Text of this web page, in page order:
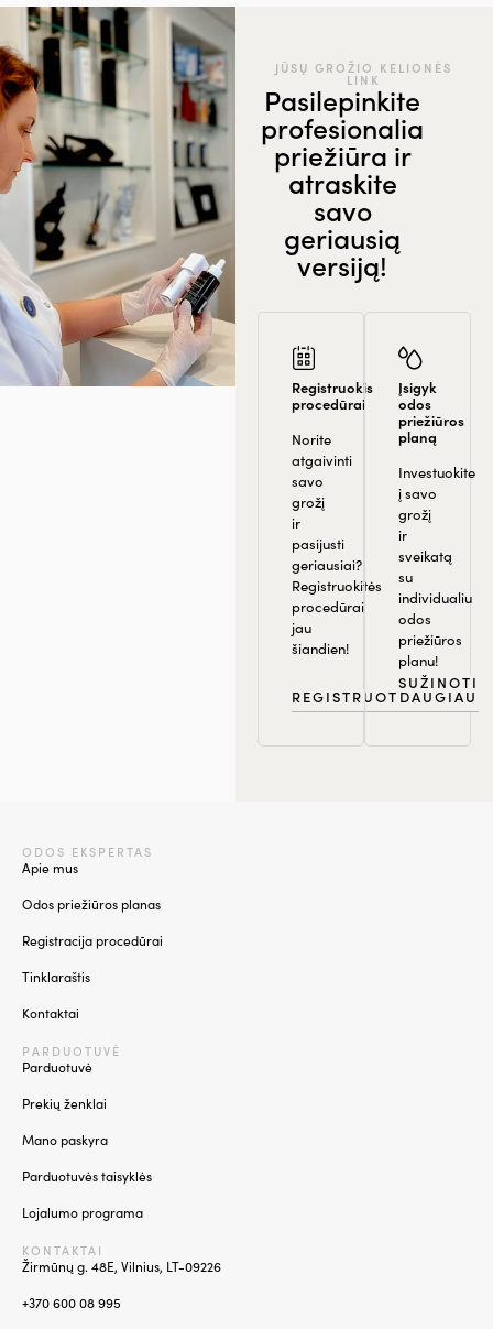
JŪSŲ GROŽIO KELIONĖS
LINK
Pasilepinkite
profesionalia
priežiūra ir
atraskite
savo
geriausią
versiją!
Registruokis
procedūrai
Norite
atgaivinti
savo
grožį
ir
pasijusti
geriausiai?
Registruokitės
procedūrai
jau
šiandien!
REGISTRUOTIS
Įsigyk
odos
priežiūros
planą
Investuokite
į savo
grožį
ir
sveikatą
su
individualiu
odos
priežiūros
planu!
SUŽINOTI
DAUGIAU
ODOS EKSPERTAS
Apie mus
Odos priežiūros planas
Registracija procedūrai
Tinklaraštis
Kontaktai
PARDUOTUVĖ
Parduotuvė
Prekių ženklai
Mano paskyra
Parduotuvės taisyklės
Lojalumo programa
KONTAKTAI
Žirmūnų g. 48E, Vilnius, LT-09226
+370 600 08 995